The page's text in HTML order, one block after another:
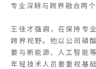
专业深耕与跨界融合两个
王佳才强调，在保持专
跨界视野。他以公司磷
要与新能源、人工智能
年轻技术人员要重视基